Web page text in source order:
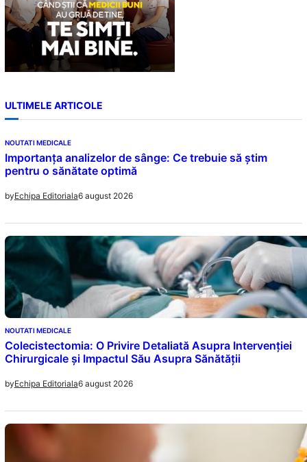
ULTIMELE ARTICOLE
NOUTATI MEDICALE
Importanța analizelor de sânge: Ce trebuie să știm
pentru o sănătate optimă
byEchipa Editoriala6 august 2026
NOUTATI MEDICALE
Colecistectomia: O Privire Detaliată Asupra Intervenției
Chirurgicale și Impactul Său Asupra Sănătății
byEchipa Editoriala6 august 2026